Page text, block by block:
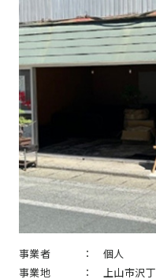
事業者 ：個人
事業地 ：上山市沢丁